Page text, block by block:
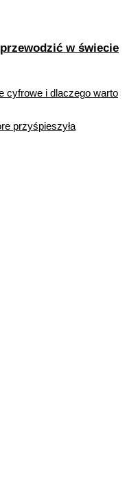
w świecie
cyfrowe i dlaczego warto
przyśpieszyła